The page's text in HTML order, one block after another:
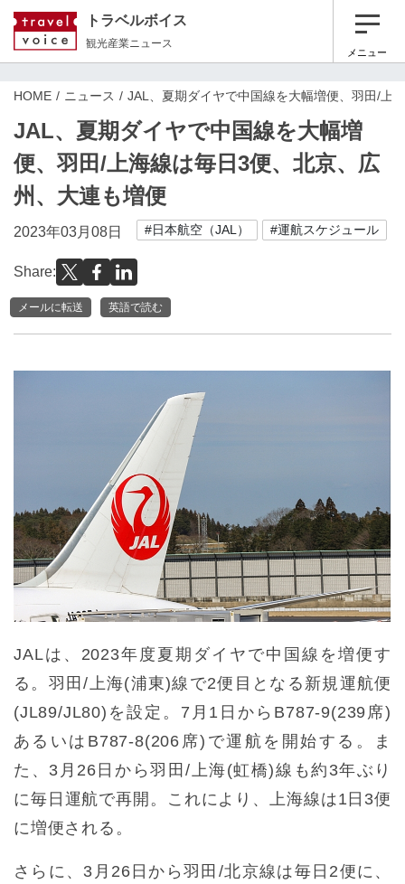
トラベルボイス
観光産業ニュース
メニュー
HOME ニュース JAL、夏期ダイヤで中国線を大幅増便、羽田/上
JAL、夏期ダイヤで中国線を大幅増
便、羽田/上海線は毎日3便、北京、広
州、大連も増便
2023年03月08日 #日本航空（JAL） #運航スケジュール
Share:
メールに転送 英語で読む
JALは、2023年度夏期ダイヤで中国線を増便す
る。羽田/上海(浦東)線で2便目となる新規運航便
(JL89/JL80)を設定。7月1日からB787-9(239席)
あるいはB787-8(206席)で運航を開始する。ま
た、3月26日から羽田/上海(虹橋)線も約3年ぶり
に毎日運航で再開。これにより、上海線は1日3便
に増便される。
さらに、3月26日から羽田/北京線は毎日2便に、